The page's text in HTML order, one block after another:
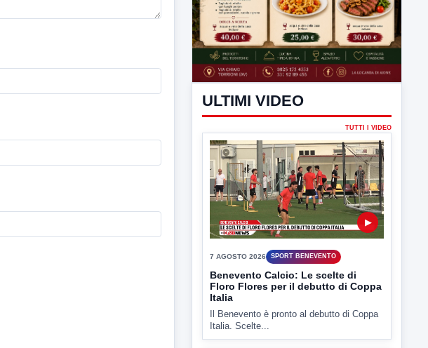
ULTIMI VIDEO
TUTTI I VIDEO
7 AGOSTO 2026
Benevento Calcio: Le scelte di
Floro Flores per il debutto di Coppa